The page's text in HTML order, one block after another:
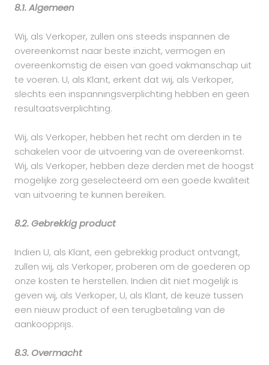
8.1. Algemeen
Wij, als Verkoper, zullen ons steeds inspannen de
overeenkomst naar beste inzicht, vermogen en
overeenkomstig de eisen van goed vakmanschap uit
te voeren. U, als Klant, erkent dat wij, als Verkoper,
slechts een inspanningsverplichting hebben en geen
resultaatsverplichting.
Wij, als Verkoper, hebben het recht om derden in te
schakelen voor de uitvoering van de overeenkomst.
Wij, als Verkoper, hebben deze derden met de hoogst
mogelijke zorg geselecteerd om een goede kwaliteit
van uitvoering te kunnen bereiken.
8.2. Gebrekkig product
Indien U, als Klant, een gebrekkig product ontvangt,
zullen wij, als Verkoper, proberen om de goederen op
onze kosten te herstellen. Indien dit niet mogelijk is
geven wij, als Verkoper, U, als Klant, de keuze tussen
een nieuw product of een terugbetaling van de
aankoopprijs.
8.3. Overmacht